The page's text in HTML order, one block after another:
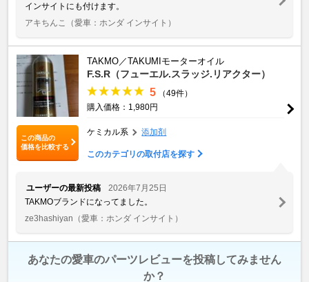
インサイトにも付けます。
アキちんこ
（愛車：ホンダ インサイト）
この商品の
価格を比較する
TAKMO／TAKUMIモーターオイル
F.S.R（フューエル.スラッジ.リアクター）
5
（49件）
購入価格：1,980円
ケミカル系 添加剤
このカテゴリの取付店を探す
ユーザーの最新投稿
2026年7月25日
TAKMOブランドになってました。
ze3hashiyan （愛車：ホンダ インサイト）
あなたの愛車のパーツレビューを投稿してみません
か？